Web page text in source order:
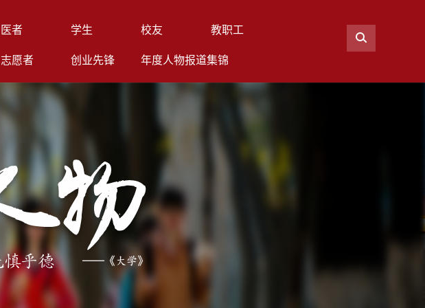
医者 学生 校友 教职工
志愿者 创业先锋 年度人物报道集锦